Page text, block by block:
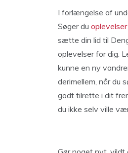
I forlængelse af
Søger du
sætte din lid til
oplevelser for dig.
kunne en ny
derimellem, når du
godt tilrette i dit
du ikke selv ville